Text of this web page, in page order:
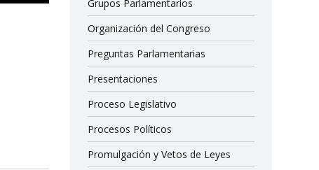
Grupos Parlamentarios
Organización del Congreso
Preguntas Parlamentarias
Presentaciones
Proceso Legislativo
Procesos Políticos
Promulgación y Vetos de Leyes